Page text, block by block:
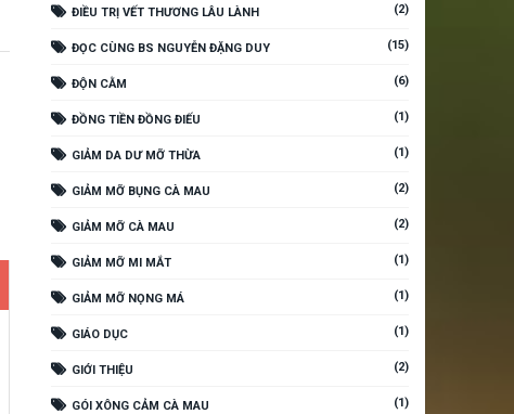
ĐIỀU TRỊ VẾT THƯƠNG LÂU LÀNH (2)
ĐỌC CÙNG BS NGUYỄN ĐẶNG DUY (15)
ĐỘN CẰM (6)
ĐỒNG TIỀN ĐỒNG ĐIẾU (1)
GIẢM DA DƯ MỠ THỪA (1)
GIẢM MỠ BỤNG CÀ MAU (2)
GIẢM MỠ CÀ MAU (2)
GIẢM MỠ MI MẮT (1)
GIẢM MỠ NỌNG MÁ (1)
GIÁO DỤC (1)
GIỚI THIỆU (2)
GÓI XÔNG CẢM CÀ MAU (1)